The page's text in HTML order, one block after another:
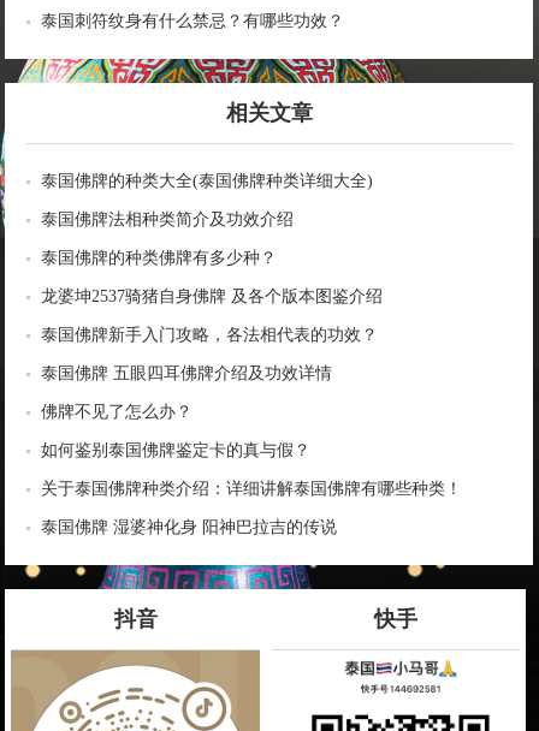
泰国刺符纹身有什么禁忌？有哪些功效？
相关文章
泰国佛牌的种类大全(泰国佛牌种类详细大全)
泰国佛牌法相种类简介及功效介绍
泰国佛牌的种类佛牌有多少种？
龙婆坤2537骑猪自身佛牌 及各个版本图鉴介绍
泰国佛牌新手入门攻略，各法相代表的功效？
泰国佛牌 五眼四耳佛牌介绍及功效详情
佛牌不见了怎么办？
如何鉴别泰国佛牌鉴定卡的真与假？
关于泰国佛牌种类介绍：详细讲解泰国佛牌有哪些种类！
泰国佛牌 湿婆神化身 阳神巴拉吉的传说
抖音 快手